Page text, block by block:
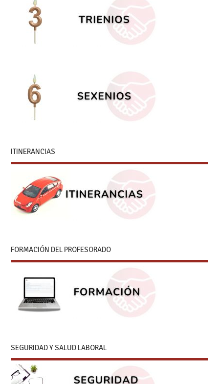
ITINERANCIAS
FORMACIÓN DEL PROFESORADO
SEGURIDAD Y SALUD LABORAL